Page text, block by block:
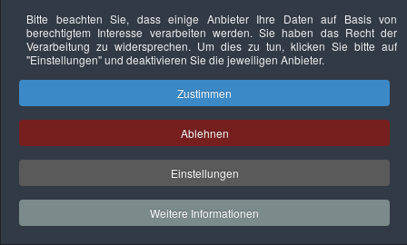
Datenschutzerklärung Urheberrechtsnachweise Nachhaltigkeit
Copyright © 2026. Bundesverband Deutscher
Sachverständiger und Fachgutachter e.V..
Bitte beachten Sie, dass einige Anbieter Ihre Daten auf Basis von
berechtigtem Interesse verarbeiten werden. Sie haben das Recht der
Verarbeitung zu widersprechen. Um dies zu tun, klicken Sie bitte auf
"Einstellungen"und deaktivieren Sie die jeweiligen Anbieter.
Zustimmen
Ablehnen
Einstellungen
Weitere Informationen